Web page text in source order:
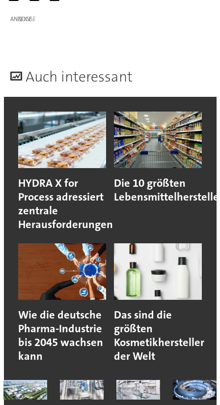
ANZEIGE
Auch interessant
HYDRA X for
Process adressiert
zentrale
Herausforderungen
Die 10 größten
Wie die deutsche
Pharma-Industrie
bis 2045 wachsen
kann
Das sind die
größten
Kosmetikhersteller
der Welt